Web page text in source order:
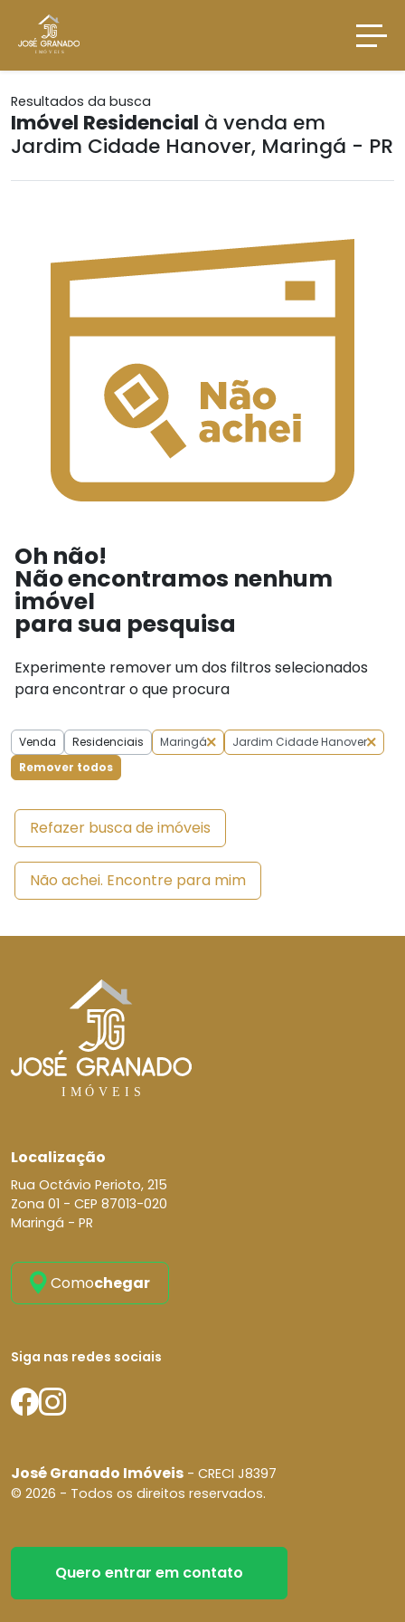
Resultados da busca
Imóvel Residencial à venda em
Jardim Cidade Hanover, Maringá - PR
Venda Residenciais Maringá
Jardim Cidade Hanover
Remover todos
Oh não!
Não encontramos nenhum
imóvel
para sua pesquisa
Experimente remover um dos filtros selecionados
para encontrar o que procura
Refazer busca de imóveis
Não achei. Encontre para mim
Localização
Rua Octávio Perioto, 215
Zona 01 - CEP 87013-020
Maringá - PR
Comochegar
Siga nas redes sociais
José Granado Imóveis - CRECI J8397
© 2026 - Todos os direitos reservados.
Quero entrar em contato